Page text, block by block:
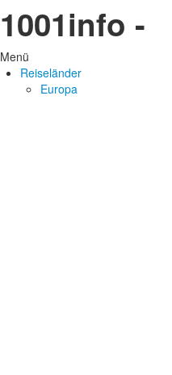
1001info -
Menü
Reiseländer
Europa